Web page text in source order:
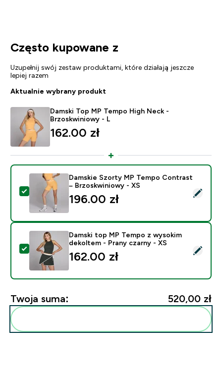
Często kupowane z
Uzupełnij swój zestaw produktami, które działają jeszcze
lepiej razem
Aktualnie wybrany produkt
Damski Top MP Tempo High Neck -
Brzoskwiniowy - L
162.00 zł‎
Wybierz ten produkt - Damskie Szorty MP Tempo
Damskie Szorty MP Tempo Contrast
– Brzoskwiniowy - XS
196.00 zł‎
Wybierz ten produkt - Damski top MP Tempo z
Damski top MP Tempo z wysokim
dekoltem - Prany czarny - XS
162.00 zł‎
Twoja suma: 520,00 zł‎